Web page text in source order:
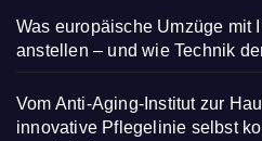
Was europäische Umzüge mit
anstellen – und wie Technik
Vom Anti-Aging-Institut zur
innovative Pflegelinie selbst